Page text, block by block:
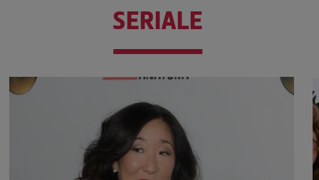
SERIALE